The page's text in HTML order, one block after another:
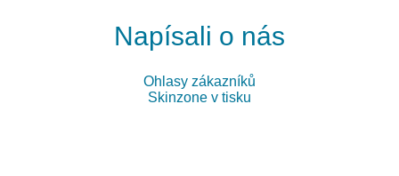
Napísali o nás
Ohlasy zákazníků
Skinzone v tisku